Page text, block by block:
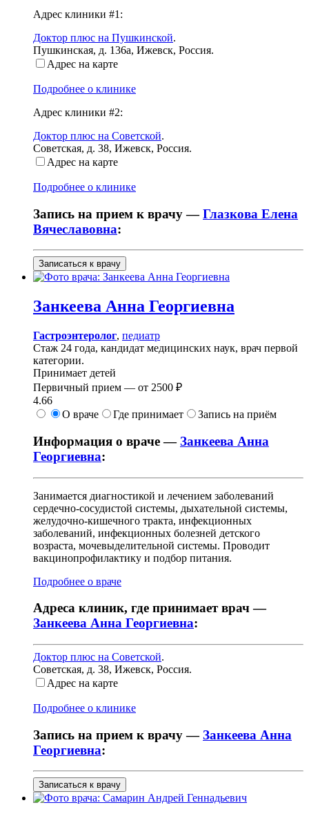
Адрес клиники #1:
Доктор плюс на Пушкинской.
Пушкинская, д. 136а, Ижевск, Россия.
Адрес на карте
Подробнее о клинике
Адрес клиники #2:
Доктор плюс на Советской.
Советская, д. 38, Ижевск, Россия.
Адрес на карте
Подробнее о клинике
Запись на прием к врачу —Глазкова Елена
Вячеславовна:
Записаться к врачу
Занкеева Анна Георгиевна
Гастроэнтеролог, педиатр
Стаж 24 года, кандидат медицинских наук, врач первой
категории.
Принимает детей
Первичный прием — от 2500 ₽
4.66
О враче
Где принимает Запись на приём
Информация о враче —Занкеева Анна
Георгиевна:
Занимается диагностикой и лечением заболеваний
сердечно-сосудистой системы, дыхательной системы,
желудочно-кишечного тракта, инфекционных
заболеваний, инфекционных болезней детского
возраста, мочевыделительной системы. Проводит
вакцинопрофилактику и подбор питания.
Подробнее о враче
Адреса клиник, где принимает врач —
Занкеева Анна Георгиевна:
Доктор плюс на Советской.
Советская, д. 38, Ижевск, Россия.
Адрес на карте
Подробнее о клинике
Запись на прием к врачу —Занкеева Анна
Георгиевна:
Записаться к врачу